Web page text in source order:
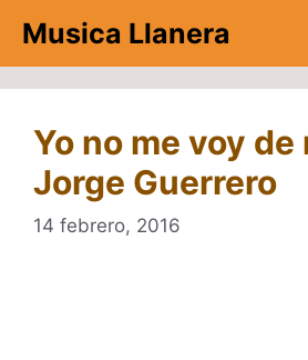
contenido
Musica Llanera
Yo no me voy de
Jorge Guerrero
14 febrero, 2016